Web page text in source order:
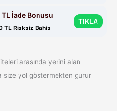
İade Bonusu
TL Risksiz Bahis
TIKLA
arasında yerini alan
size yol göstermekten gurur